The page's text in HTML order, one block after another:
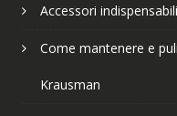
Accessori
Come mantenere e
Krausman